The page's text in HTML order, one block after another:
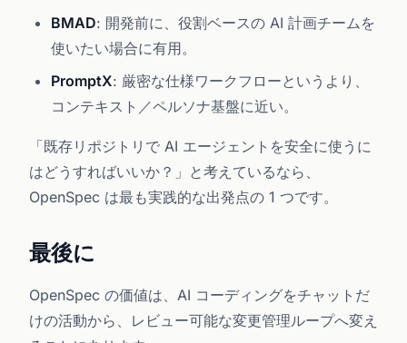
BMAD: 開発前に、役割ベースの AI 計画チームを
使いたい場合に有用。
PromptX: 厳密な仕様ワークフローというより、
コンテキスト／ペルソナ基盤に近い。
「既存リポジトリで AI エージェントを安全に使うに
はどうすればいいか？」と考えているなら、
OpenSpec は最も実践的な出発点の 1 つです。
最後に
OpenSpec の価値は、AI コーディングをチャットだ
けの活動から、レビュー可能な変更管理ループへ変え